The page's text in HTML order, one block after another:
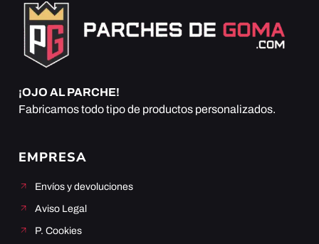
¡OJO AL PARCHE!
Fabricamos todo tipo de productos personalizados.
EMPRESA
Envíos y devoluciones
Aviso Legal
P. Cookies